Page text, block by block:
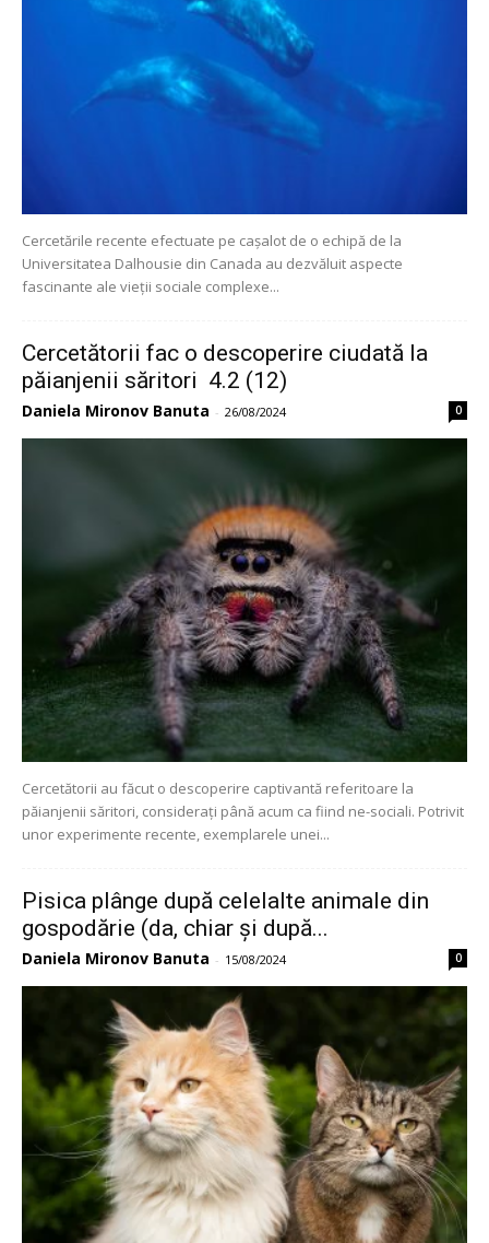
Cercetările recente efectuate pe cașalot de o echipă de la
Universitatea Dalhousie din Canada au dezvăluit aspecte
fascinante ale vieții sociale complexe...
Cercetătorii fac o descoperire ciudată la
păianjenii săritori 4.2 (12)
Daniela Mironov Banuta - 26/08/2024 0
Cercetătorii au făcut o descoperire captivantă referitoare la
păianjenii săritori, considerați până acum ca fiind ne-sociali. Potrivit
unor experimente recente, exemplarele unei...
Pisica plânge după celelalte animale din
gospodărie (da, chiar și după...
Daniela Mironov Banuta - 15/08/2024 0